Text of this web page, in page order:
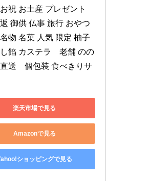
祝 お土産 プレゼント
御供 仏事 旅行 おやつ
物 名菓 人気 限定 柚子
餡 カステラ　老舗 のの
送　個包装 食べきりサ
楽天市場で見る
Amazonで見る
ショッピングで見る